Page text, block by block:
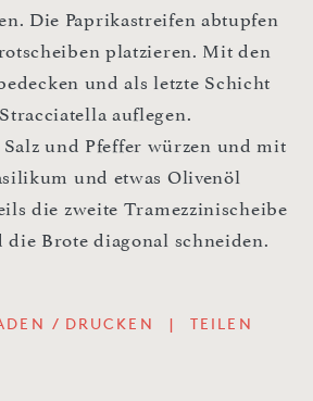
Die Paprikastreifen abtupfen
platzieren. Mit den
und als letzte Schicht
auflegen.
und Pfeffer würzen und mit
und etwas Olivenöl
die zweite Tramezzinischeibe
Brote diagonal schneiden.
/ DRUCKEN | TEILEN